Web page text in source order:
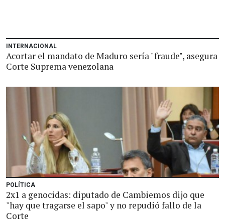
INTERNACIONAL
Acortar el mandato de Maduro sería "fraude", asegura
Corte Suprema venezolana
POLÍTICA
2x1 a genocidas: diputado de Cambiemos dijo que
"hay que tragarse el sapo" y no repudió fallo de la
Corte